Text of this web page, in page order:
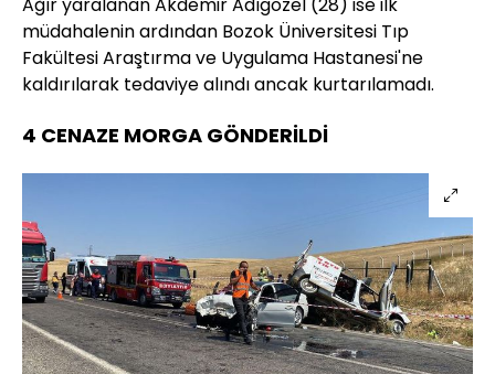
müdahalenin ardından Bozok Üniversitesi Tıp
Fakültesi Araştırma ve Uygulama Hastanesi'ne
kaldırılarak tedaviye alındı ancak kurtarılamadı.
4 CENAZE MORGA GÖNDERİLDİ